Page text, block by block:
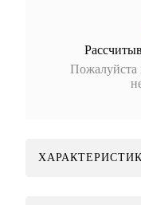
Пожалуйста